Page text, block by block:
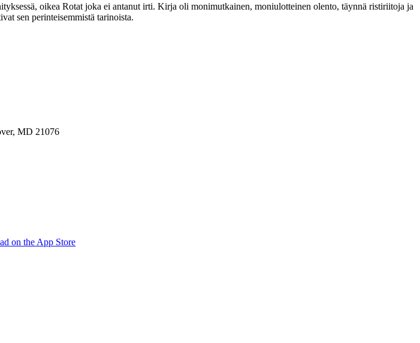
oikea Rotat joka ei antanut irti. Kirja oli monimutkainen, moniulotteinen olento, täynnä ristiriitoja ja
sen perinteisemmistä tarinoista.
MD 21076